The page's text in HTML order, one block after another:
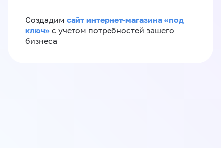
Создадим сайт интернет-магазина «под
ключ» с учетом потребностей вашего
бизнеса